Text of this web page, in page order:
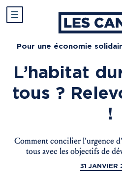
Pour une économie
L’habitat
tous ?
!
Comment concilier l’urgence
tous avec les objectifs de
31 JANVIER